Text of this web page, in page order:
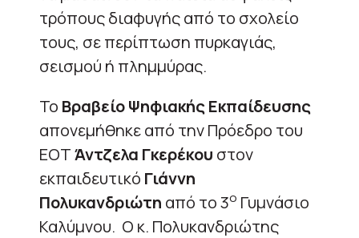
τρόπους διαφυγής από το σχολείο
τους, σε περίπτωση πυρκαγιάς,
σεισμού ή πλημμύρας.
Το Βραβείο Ψηφιακής Εκπαίδευσης
απονεμήθηκε από την Πρόεδρο του
ΕΟΤΆντζελα Γκερέκου στον
εκπαιδευτικό Γιάννη
Πολυκανδριώτη από το 3ο Γυμνάσιο
Καλύμνου. Ο κ. Πολυκανδριώτης